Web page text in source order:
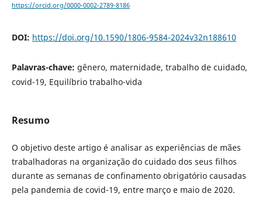
https://orcid.org/0000-0002-2789-8186
DOI: https://doi.org/10.1590/1806-9584-2024v32n188610
Palavras-chave: gênero, maternidade, trabalho de cuidado,
covid-19, Equilíbrio trabalho-vida
Resumo
O objetivo deste artigo é analisar as experiências de mães
trabalhadoras na organização do cuidado dos seus filhos
durante as semanas de confinamento obrigatório causadas
pela pandemia de covid-19, entre março e maio de 2020.